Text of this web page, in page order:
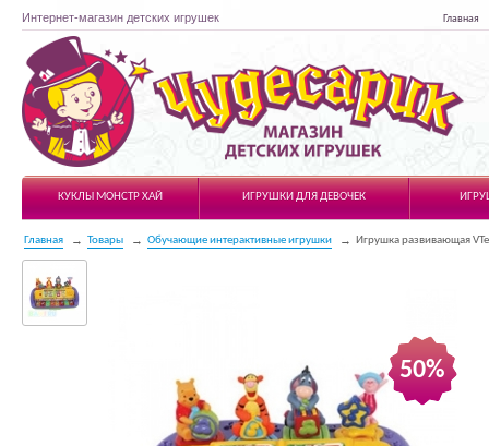
Интернет-магазин детских игрушек Главная
Чудесарик
КУКЛЫ МОНСТР ХАЙ
ИГРУШКИ ДЛЯ ДЕВОЧЕК
Главная Товары Обучающие интерактивные игрушки Игрушка развивающая
50%